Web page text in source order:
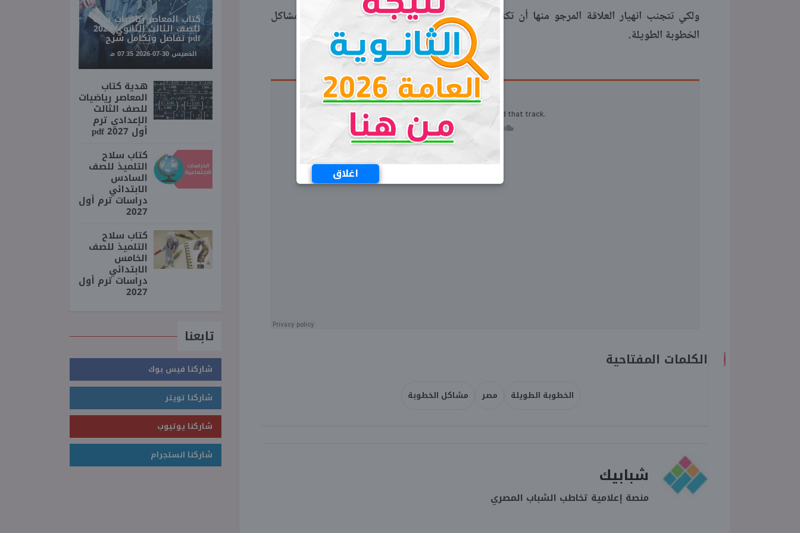
اغلاق
ولكي تتجنب انهيار العلاقة المرجو منها أن تكتمل بالزواج، عيك اتباع النصائح التالية لتتجاوز مشاكل
الخطوبة الطويلة.
الكلمات المفتاحية
الخطوبة الطويلة مصر مشاكل الخطوبة
شبابيك
منصة إعلامية تخاطب الشباب المصري
كتاب المعاصر رياضيات بحته
للصف الثالث الثانوي 2027
pdf تفاضل وتكامل شرح
الخميس 30-07-2026 07:35 مـ
هدية كتاب
المعاصر رياضيات
للصف الثالث
الإعدادي ترم
أول 2027 pdf
كتاب سلاح
التلميذ للصف
السادس
الابتدائي
دراسات ترم أول
2027
كتاب سلاح
التلميذ للصف
الخامس
الابتدائي
دراسات ترم أول
2027
تابعنا
شاركنا فيس بوك
شاركنا تويتر
شاركنا يوتيوب
شاركنا انستجرام